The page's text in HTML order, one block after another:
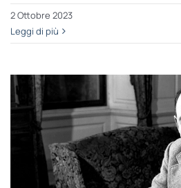
2 Ottobre 2023
Leggi di più